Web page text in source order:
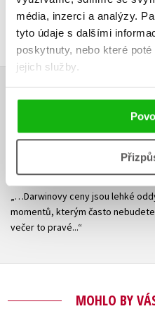
média, inzerci a analýzy.
tyto údaje s dalšími
poskytnuty, nebo které
jejich služby.
Přihlásit
RECENZE
blesk.cz - Zábavný
„…Darwinovy ceny jsou lehké
momentů, kterým často
večer to pravé...“
MOHLO BY